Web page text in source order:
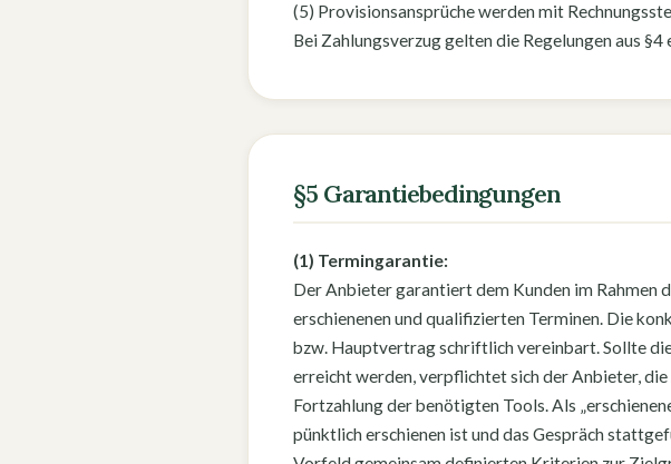
(5) Provisionsansprüche werden mit
Bei Zahlungsverzug gelten die Regelungen aus §4
§5 Garantiebedingungen
(1) Termingarantie:
Der Anbieter garantiert dem Kunden im Rahmen
erschienenen und qualifizierten Terminen. Die
bzw. Hauptvertrag schriftlich vereinbart. Sollte
erreicht werden, verpflichtet sich der Anbieter,
Fortzahlung der benötigten Tools. Als
pünktlich erschienen ist und das Gespräch